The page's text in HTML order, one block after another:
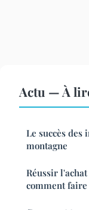
Actu — À
Le succès
montagne
Réussir
comment faire